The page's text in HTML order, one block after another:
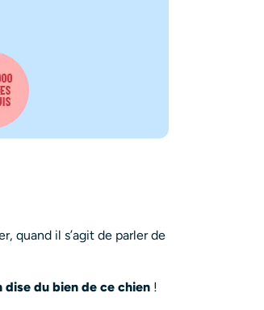
quand il s’agit de parler de
du bien de ce chien !